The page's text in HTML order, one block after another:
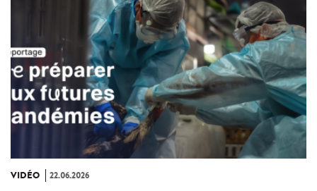
VIDÉO 22.06.2026